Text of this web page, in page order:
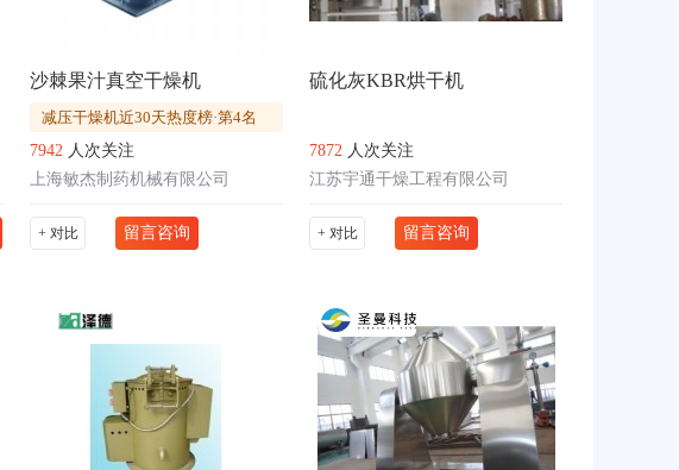
沙棘果汁真空干燥机
减压干燥机近30天热度榜·第4名
7942 人次关注
上海敏杰制药机械有限公司
+ 对比 留言咨询
硫化灰KBR烘干机
7872 人次关注
江苏宇通干燥工程有限公司
+ 对比 留言咨询